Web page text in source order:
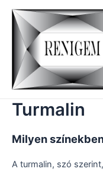
Skip
content
Turmalin
Milyen
A turmalin, szó